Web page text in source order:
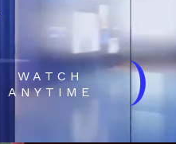
WATCH
ANYTIME
)